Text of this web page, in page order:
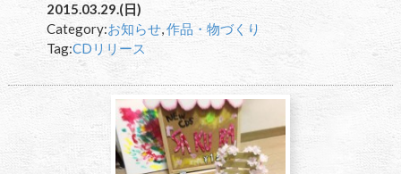
2015.03.29.(日)
Category:お知らせ,作品・物づくり
Tag:CDリリース